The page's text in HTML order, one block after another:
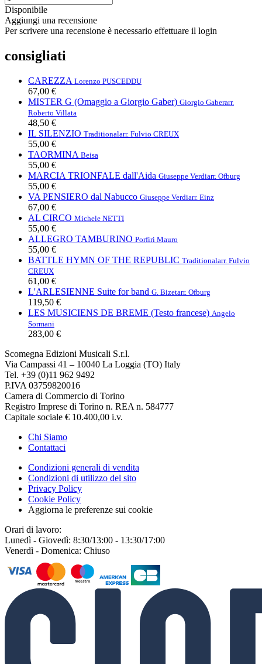
Disponibile
Aggiungi una recensione
Per scrivere una recensione è necessario effettuare il login
consigliati
CAREZZA Lorenzo PUSCEDDU
67,00 €
MISTER G (Omaggio a Giorgio Gaber) Giorgio Gaberarr.
Roberto Villata
48,50 €
IL SILENZIO Traditionalarr. Fulvio CREUX
55,00 €
TAORMINA Beisa
55,00 €
MARCIA TRIONFALE dall'Aida Giuseppe Verdiarr. Ofburg
55,00 €
VA PENSIERO dal Nabucco Giuseppe Verdiarr. Einz
67,00 €
AL CIRCO Michele NETTI
55,00 €
ALLEGRO TAMBURINO Porfiri Mauro
55,00 €
BATTLE HYMN OF THE REPUBLIC Traditionalarr. Fulvio
CREUX
61,00 €
L'ARLESIENNE Suite for band G. Bizetarr. Ofburg
119,50 €
LES MUSICIENS DE BREME (Testo francese) Angelo
Sormani
283,00 €
Scomegna Edizioni Musicali S.r.l.
Via Campassi 41 – 10040 La Loggia (TO) Italy
Tel. +39 (0)11 962 9492
P.IVA 03759820016
Camera di Commercio di Torino
Registro Imprese di Torino n. REA n. 584777
Capitale sociale € 10.400,00 i.v.
Chi Siamo
Contattaci
Condizioni generali di vendita
Condizioni di utilizzo del sito
Privacy Policy
Cookie Policy
Aggiorna le preferenze sui cookie
Orari di lavoro:
Lunedì - Giovedì: 8:30/13:00 - 13:30/17:00
Venerdì - Domenica: Chiuso